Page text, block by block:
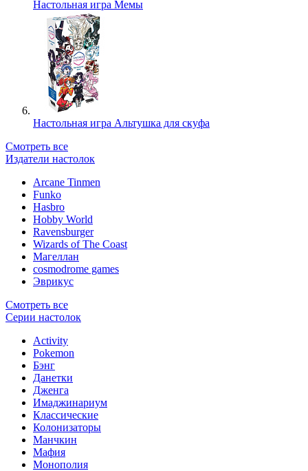
Настольная игра Мемы
Настольная игра Альтушка для скуфа
Смотреть все
Издатели настолок
Arcane Tinmen
Funko
Hasbro
Hobby World
Ravensburger
Wizards of The Coast
Магеллан
сosmodrome games
Эврикус
Смотреть все
Серии настолок
Activity
Pokemon
Бэнг
Данетки
Дженга
Имаджинариум
Классические
Колонизаторы
Манчкин
Мафия
Монополия